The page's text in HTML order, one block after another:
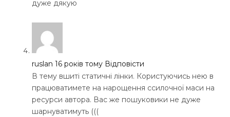
дуже дякую
ruslan 16 років тому Відповісти
В тему вшиті статичні лінки. Користуючись нею в
працюватимете на нарощення ссилочної маси на
ресурси автора. Вас же пошуковики не дуже
шарнуватимуть (((